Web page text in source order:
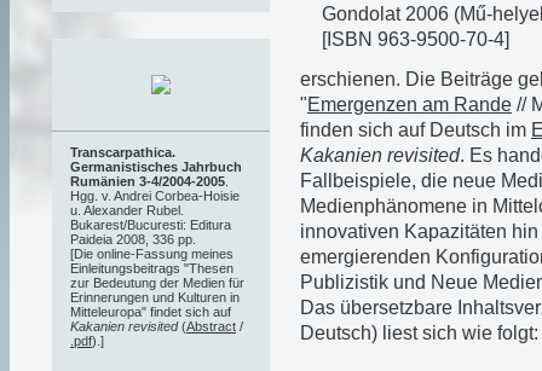
Gondolat 2006 (Mű-
[ISBN 963-9500-70-4]
erschienen. Die Beiträge
"Emergenzen am Rande //
finden sich auf Deutsch im
Kakanien revisited. Es
Fallbeispiele, die neue
Medienphänomene in
innovativen Kapazitäten
emergierenden
Publizistik und Neue
Das übersetzbare
Deutsch) liest sich wie folgt:
Transcarpathica.
Germanistisches Jahrbuch
Rumänien 3-4/2004-2005
Hgg. v. Andrei Corbea-Hoisie
u. Alexander Rubel.
Bukarest/Bucuresti: Editura
Paideia 2008, 336 pp.
[Die online-Fassung meines
Einleitungsbeitrags "Thesen
zur Bedeutung der Medien für
Erinnerungen und Kulturen in
Mitteleuropa" findet sich auf
Kakanien revisited(Abstract /
.pdf).]